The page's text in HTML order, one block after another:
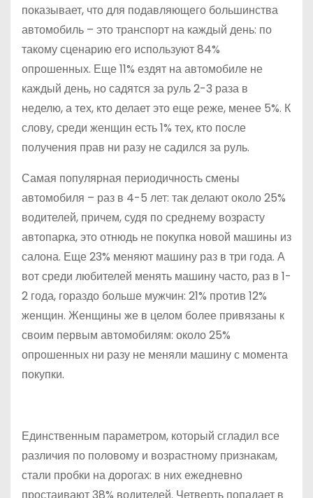
показывает, что для подавляющего большинства
автомобиль – это транспорт на каждый день: по
такому сценарию его используют 84%
опрошенных. Еще 11% ездят на автомобиле не
каждый день, но садятся за руль 2-3 раза в
неделю, а тех, кто делает это еще реже, менее 5%. К
слову, среди женщин есть 1% тех, кто после
получения прав ни разу не садился за руль.
Самая популярная периодичность смены
автомобиля – раз в 4-5 лет: так делают около 25%
водителей, причем, судя по среднему возрасту
автопарка, это отнюдь не покупка новой машины из
салона. Еще 23% меняют машину раз в три года. А
вот среди любителей менять машину часто, раз в 1-
2 года, гораздо больше мужчин: 21% против 12%
женщин. Женщины же в целом более привязаны к
своим первым автомобилям: около 25%
опрошенных ни разу не меняли машину с момента
покупки.
Единственным параметром, который сгладил все
различия по половому и возрастному признакам,
стали пробки на дорогах: в них ежедневно